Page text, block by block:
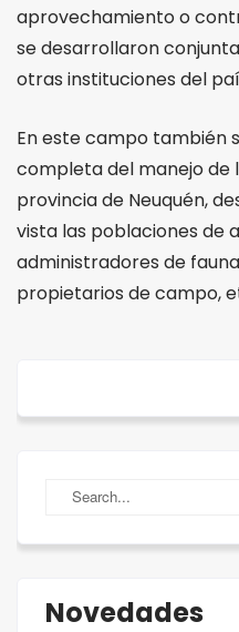
aprovechamiento o
se desarrollaron
otras instituciones del
En este campo también
completa del manejo de
provincia de Neuquén,
vista las poblaciones de
administradores de
propietarios de campo,
Novedades